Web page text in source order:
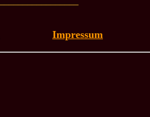
Impressum